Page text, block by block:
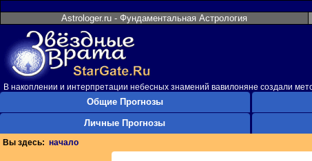
Astrologer.ru - Фундаментальная Астрология
В накоплении и интерпретации небесных знамений вавилоняне создали
Общие Прогнозы
Личные Прогнозы
Вы здесь: начало